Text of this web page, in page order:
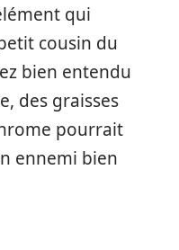
qui
cousin du
bien entendu
des graisses
pourrait
ennemi bien